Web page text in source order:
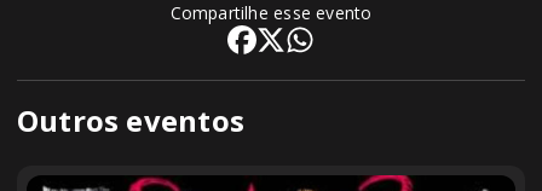
Outros eventos
Compartilhe esse evento